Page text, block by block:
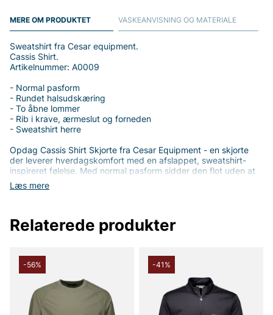
MERE OM PRODUKTET
Læs mere
Sweatshirt fra Cesar equipment.
Cassis Shirt.
Artikelnummer: A0009
- Normal pasform
- Rundet halsudskæring
- To åbne lommer
- Rib i krave, ærmeslut og forneden
- Sweatshirt herre
Opdag Cassis Shirt Skjorte fra Cesar Equipment - en skjorte
der leverer hverdagskomfort med en afslappet, sweatshirt-
inspireret følelse. Med normal pasform sidder den flot uden at
føles stram, perfekt til hverdagsbrug, fritid eller lag-på-lag
looket. Den rundede halsudskæring giver en behagelig, blød
Skjorten har to åbne lommer, som tilføjer praktisk opbevaring
ærmeslut og forneden giver struktur og hjælper beklædningen
med at bevare formen i løbet af dagen. Denne kombination af
funktion og stil gør Cassis til et naturligt valg, når du ønsker en
letstelt, alsidig overdel.
Materialet består af 94% polyester og 6% elastan, hvilket giver
VASKEANVISNING OG MATERIALE
Relaterede produkter
-56% -41%